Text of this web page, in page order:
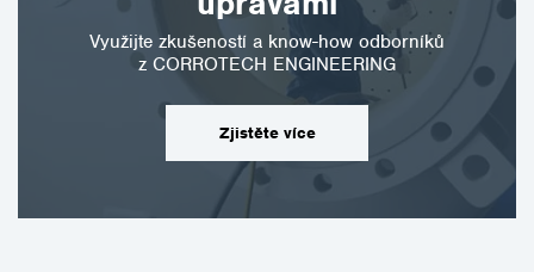
Využijte zkušeností a know-how odborníků
z CORROTECH ENGINEERING
Zjistěte více